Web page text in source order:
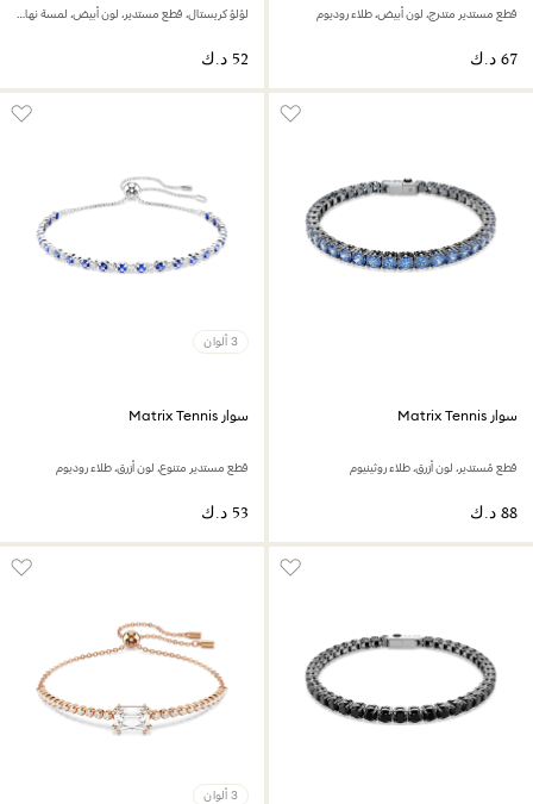
قطع مستدير متدرج، لون أبيض، طلاء روديوم لؤلؤ كريستال، قطع مستدير، لون أبيض، لمسة نهائية من الذهب الوردي عيار 18 قيراط
سوار Matrix Tennis
قطع مُستدير، لون أزرق، طلاء روثينيوم
3 ألوان
سوار Matrix Tennis
قطع مستدير متنوع، لون أزرق، طلاء روديوم
3 ألوان